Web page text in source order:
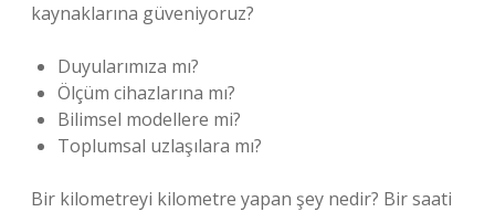
kaynaklarına güveniyoruz?
Duyularımıza mı?
Ölçüm cihazlarına mı?
Bilimsel modellere mi?
Toplumsal uzlaşılara mı?
Bir kilometreyi kilometre yapan şey nedir? Bir saati